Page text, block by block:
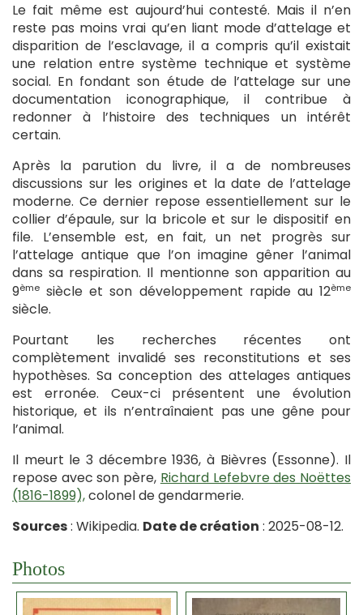
Le fait même est aujourd’hui contesté. Mais il n’en
reste pas moins vrai qu’en liant mode d’attelage et
disparition de l’esclavage, il a compris qu’il existait
une relation entre système technique et système
social. En fondant son étude de l’attelage sur une
documentation iconographique, il contribue à
redonner à l’histoire des techniques un intérêt
certain.
Après la parution du livre, il a de nombreuses
discussions sur les origines et la date de l’attelage
moderne. Ce dernier repose essentiellement sur le
collier d’épaule, sur la bricole et sur le dispositif en
file. L’ensemble est, en fait, un net progrès sur
l’attelage antique que l’on imagine gêner l’animal
dans sa respiration. Il mentionne son apparition au
9ème siècle et son développement rapide au 12ème
siècle.
Pourtant les recherches récentes ont
complètement invalidé ses reconstitutions et ses
hypothèses. Sa conception des attelages antiques
est erronée. Ceux-ci présentent une évolution
historique, et ils n’entraînaient pas une gêne pour
l’animal.
Il meurt le 3 décembre 1936, à Bièvres (Essonne). Il
repose avec son père, Richard Lefebvre des Noëttes
(1816-1899),colonel de gendarmerie.
Sources: Wikipedia. Date de création : 2025-08-12.
Photos